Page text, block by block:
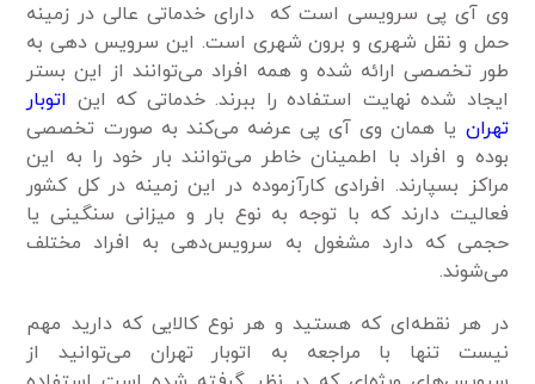
وی آی پی سرویسی است که دارای خدماتی عالی در زمینه
حمل و نقل شهری و برون شهری است. این سرویس دهی به
طور تخصصی ارائه شده و همه افراد می‌توانند از این بستر
ایجاد شده نهایت استفاده را ببرند. خدماتی که این اتوبار
تهران یا همان وی آی پی عرضه می‌کند به صورت تخصصی
بوده و افراد با اطمینان خاطر می‌توانند بار خود را به این
مراکز بسپارند. افرادی کارآزموده در این زمینه در کل کشور
فعالیت دارند که با توجه به نوع بار و میزانی سنگینی یا
حجمی که دارد مشغول به سرویس‌‌دهی به افراد مختلف
می‌شوند.
در هر نقطه‌ای که هستید و هر نوع کالایی که دارید مهم
نیست تنها با مراجعه به اتوبار تهران می‌توانید از